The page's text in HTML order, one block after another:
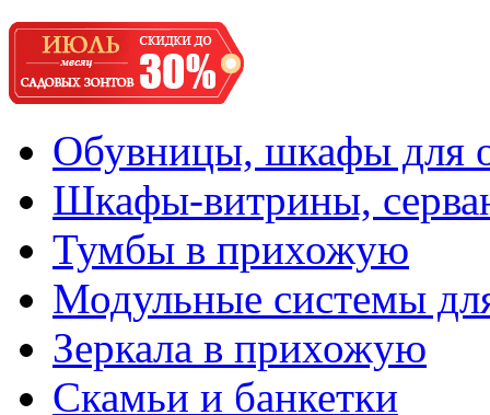
Обувницы, шкафы для
Шкафы-витрины,
Тумбы в прихожую
Модульные системы
Зеркала в прихожую
Скамьи и банкетки